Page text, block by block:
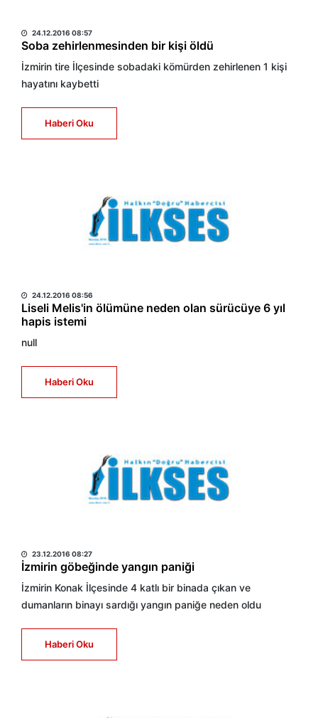
24.12.2016 08:57
Soba zehirlenmesinden bir kişi öldü
İzmirin tire İlçesinde sobadaki kömürden zehirlenen 1 kişi
hayatını kaybetti
Haberi Oku
24.12.2016 08:56
Liseli Melis'in ölümüne neden olan sürücüye 6 yıl
hapis istemi
null
Haberi Oku
23.12.2016 08:27
İzmirin göbeğinde yangın paniği
İzmirin Konak İlçesinde 4 katlı bir binada çıkan ve
dumanların binayı sardığı yangın paniğe neden oldu
Haberi Oku